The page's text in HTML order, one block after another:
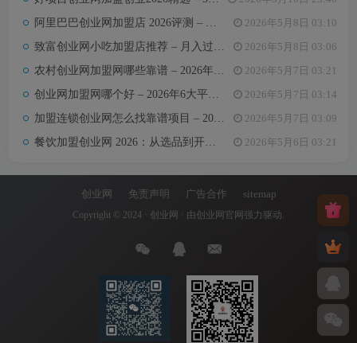
阿里巴巴创业网加盟店 2026评测 – 哪些项目值得加盟+真实费用全解析 2026年5月8日 03:10
致富创业网小吃加盟店推荐 – 月入过万的6类小吃项目及选址避坑要点 2026年5月8日 03:06
农村创业网加盟网哪些靠谱 – 2026年5大平台测评与避坑手册 2026年5月7日 03:21
创业网加盟网哪个好 – 2026年6大平台实测对比与选择建议 2026年5月7日 03:14
加盟连锁创业网怎么找靠谱项目 – 2026年避坑指南与推荐平台 2026年5月7日 03:09
餐饮加盟创业网 2026：从选品到开店，10万以内最值得加盟的7个餐饮品类 2026年5月6日 03:21
创业网 免责声明 广告合作 sitemap
Copyright © 2024 · 创业网 · 由创业网官网 强力驱动.